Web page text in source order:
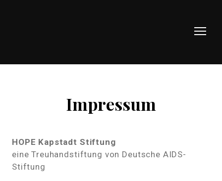
Impressum
HOPE Kapstadt Stiftung
eine Treuhandstiftung von Deutsche AIDS-
Stiftung